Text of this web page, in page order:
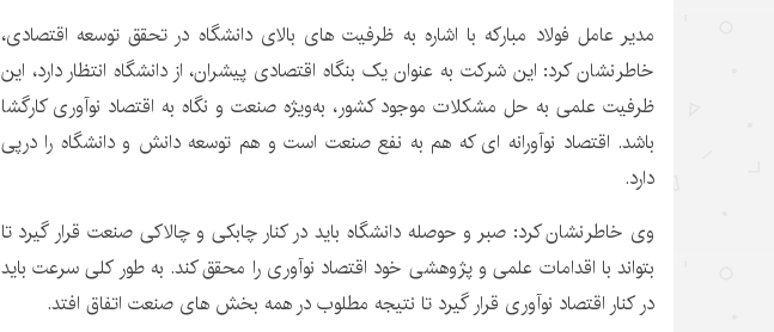
مدیر عامل فولاد مبارکه با اشاره به ظرفیت های بالای دانشگاه در تحقق توسعه اقتصادی،
خاطرنشان کرد: این شرکت به عنوان یک بنگاه اقتصادی پیشران، از دانشگاه انتظار دارد، این
ظرفیت علمی به حل مشکلات موجود کشور، به‌ویژه صنعت و نگاه به اقتصاد نوآوری کارگشا
باشد. اقتصاد نوآورانه ای که هم به نفع صنعت است و هم توسعه دانش و دانشگاه را درپی
دارد.
وی خاطرنشان کرد: صبر و حوصله دانشگاه باید در کنار چابکی و چالاکی صنعت قرار گیرد تا
بتواند با اقدامات علمی و پژوهشی خود اقتصاد نوآوری را محقق کند. به طور کلی سرعت باید
در کنار اقتصاد نوآوری قرار گیرد تا نتیجه مطلوب در همه بخش های صنعت اتفاق افتد.